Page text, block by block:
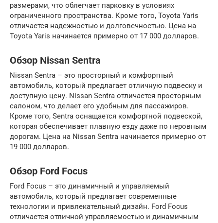
размерами, что облегчает парковку в условиях
ограниченного пространства. Кроме того, Toyota Yaris
отличается надежностью и долговечностью. Цена на
Toyota Yaris начинается примерно от 17 000 долларов.
Обзор Nissan Sentra
Nissan Sentra – это просторный и комфортный
автомобиль, который предлагает отличную подвеску и
доступную цену. Nissan Sentra отличается просторным
салоном, что делает его удобным для пассажиров.
Кроме того, Sentra оснащается комфортной подвеской,
которая обеспечивает плавную езду даже по неровным
дорогам. Цена на Nissan Sentra начинается примерно от
19 000 долларов.
Обзор Ford Focus
Ford Focus – это динамичный и управляемый
автомобиль, который предлагает современные
технологии и привлекательный дизайн. Ford Focus
отличается отличной управляемостью и динамичным